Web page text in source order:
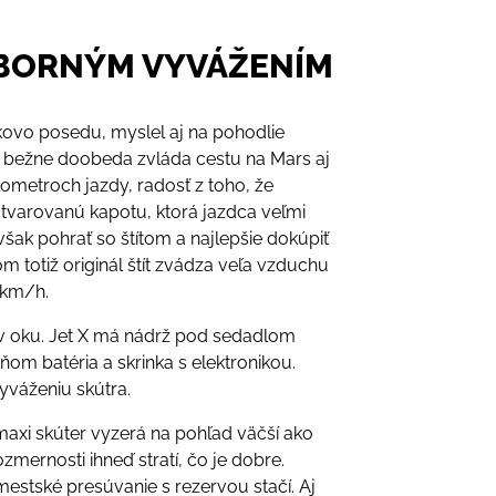
VYVÁŽENÍM
posedu, myslel aj na pohodlie
doobeda zvláda cestu na Mars aj
jazdy, radosť z toho, že
kapotu, ktorá jazdca veľmi
pohrať so štítom a najlepšie dokúpiť
totiž originál štít zvádza veľa vzduchu
h.
Jet X má nádrž pod sedadlom
batéria a skrinka s elektronikou.
skútra.
skúter vyzerá na pohľad väčší ako
ihneď stratí, čo je dobre.
presúvanie s rezervou stačí. Aj